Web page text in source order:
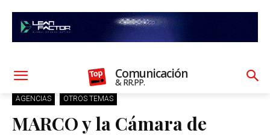
Comunicación
& RR.PP.
AGENCIAS OTROS TEMAS
MARCO y la Cámara de